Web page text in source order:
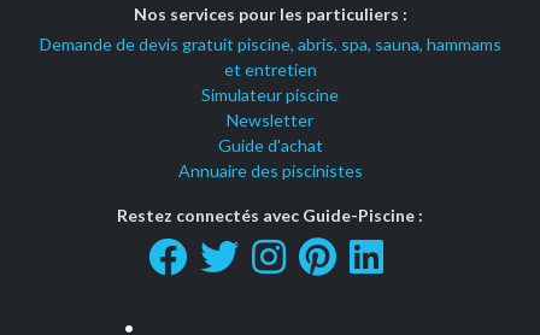
Nos services pour les particuliers :
Demande de devis gratuit piscine, abris, spa, sauna, hammams
et entretien
Simulateur piscine
Newsletter
Guide d'achat
Annuaire des piscinistes
Restez connectés avec Guide-Piscine :